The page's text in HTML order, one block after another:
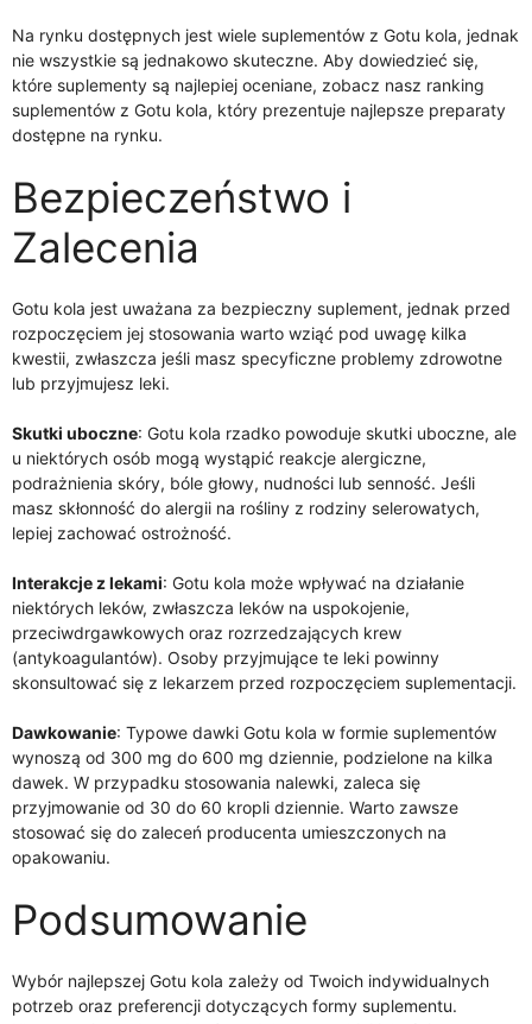
Na rynku dostępnych jest wiele suplementów z Gotu kola, jednak
nie wszystkie są jednakowo skuteczne. Aby dowiedzieć się,
które suplementy są najlepiej oceniane, zobacz nasz ranking
suplementów z Gotu kola, który prezentuje najlepsze preparaty
dostępne na rynku.
Bezpieczeństwo i
Zalecenia
Gotu kola jest uważana za bezpieczny suplement, jednak przed
rozpoczęciem jej stosowania warto wziąć pod uwagę kilka
kwestii, zwłaszcza jeśli masz specyficzne problemy zdrowotne
lub przyjmujesz leki.
Skutki uboczne: Gotu kola rzadko powoduje skutki uboczne, ale
u niektórych osób mogą wystąpić reakcje alergiczne,
podrażnienia skóry, bóle głowy, nudności lub senność. Jeśli
masz skłonność do alergii na rośliny z rodziny selerowatych,
lepiej zachować ostrożność.
Interakcje z lekami: Gotu kola może wpływać na działanie
niektórych leków, zwłaszcza leków na uspokojenie,
przeciwdrgawkowych oraz rozrzedzających krew
(antykoagulantów). Osoby przyjmujące te leki powinny
skonsultować się z lekarzem przed rozpoczęciem suplementacji.
Dawkowanie: Typowe dawki Gotu kola w formie suplementów
wynoszą od 300 mg do 600 mg dziennie, podzielone na kilka
dawek. W przypadku stosowania nalewki, zaleca się
przyjmowanie od 30 do 60 kropli dziennie. Warto zawsze
stosować się do zaleceń producenta umieszczonych na
opakowaniu.
Podsumowanie
Wybór najlepszej Gotu kola zależy od Twoich indywidualnych
potrzeb oraz preferencji dotyczących formy suplementu.